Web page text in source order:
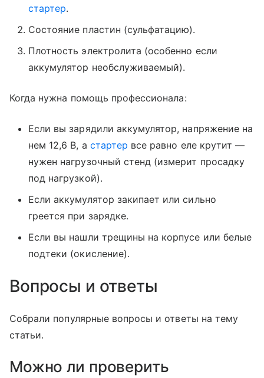
стартер.
Состояние пластин (сульфатацию).
Плотность электролита (особенно если
аккумулятор необслуживаемый).
Когда нужна помощь профессионала:
Если вы зарядили аккумулятор, напряжение на
нем 12,6 В, а стартер все равно еле крутит —
нужен нагрузочный стенд (измерит просадку
под нагрузкой).
Если аккумулятор закипает или сильно
греется при зарядке.
Если вы нашли трещины на корпусе или белые
подтеки (окисление).
Вопросы и ответы
Собрали популярные вопросы и ответы на тему
статьи.
Можно ли проверить